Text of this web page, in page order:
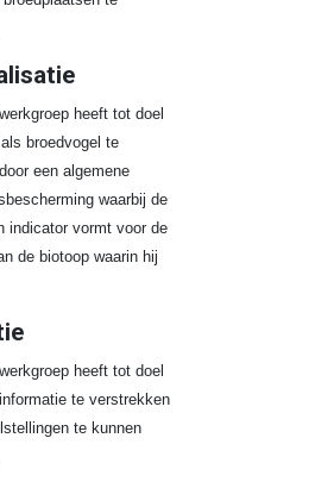
heeft tot doel
broedvogel te
een algemene
waarbij de
indicator vormt voor de
de biotoop waarin hij
heeft tot doel
te verstrekken
te kunnen